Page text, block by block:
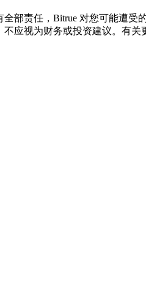
部责任，Bitrue 对您可能遭
应视为财务或投资建议。有关